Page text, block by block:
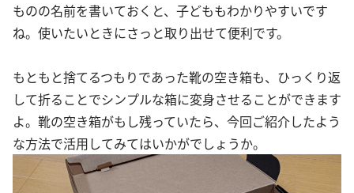
ものの名前を書いておくと、子どももわかりやすいです
ね。使いたいときにさっと取り出せて便利です。
もともと捨てるつもりであった靴の空き箱も、ひっくり返
して折ることでシンプルな箱に変身させることができます
よ。靴の空き箱がもし残っていたら、今回ご紹介したよう
な方法で活用してみてはいかがでしょうか。